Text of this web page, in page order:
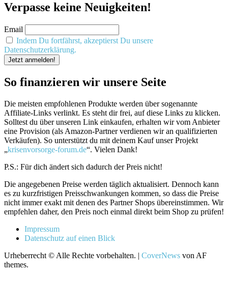
Verpasse keine Neuigkeiten!
Email
Indem Du fortfährst, akzeptierst Du unsere
Datenschutzerklärung.
So finanzieren wir unsere Seite
Die meisten empfohlenen Produkte werden über sogenannte
Affiliate-Links verlinkt. Es steht dir frei, auf diese Links zu klicken.
Solltest du über unseren Link einkaufen, erhalten wir vom Anbieter
eine Provision (als Amazon-Partner verdienen wir an qualifizierten
Verkäufen). So unterstützt du mit deinem Kauf unser Projekt
„krisenvorsorge-forum.de“. Vielen Dank!
P.S.: Für dich ändert sich dadurch der Preis nicht!
Die angegebenen Preise werden täglich aktualisiert. Dennoch kann
es zu kurzfristigen Preisschwankungen kommen, so dass die Preise
nicht immer exakt mit denen des Partner Shops übereinstimmen. Wir
empfehlen daher, den Preis noch einmal direkt beim Shop zu prüfen!
Impressum
Datenschutz auf einen Blick
Urheberrecht © Alle Rechte vorbehalten. | CoverNews von AF
themes.